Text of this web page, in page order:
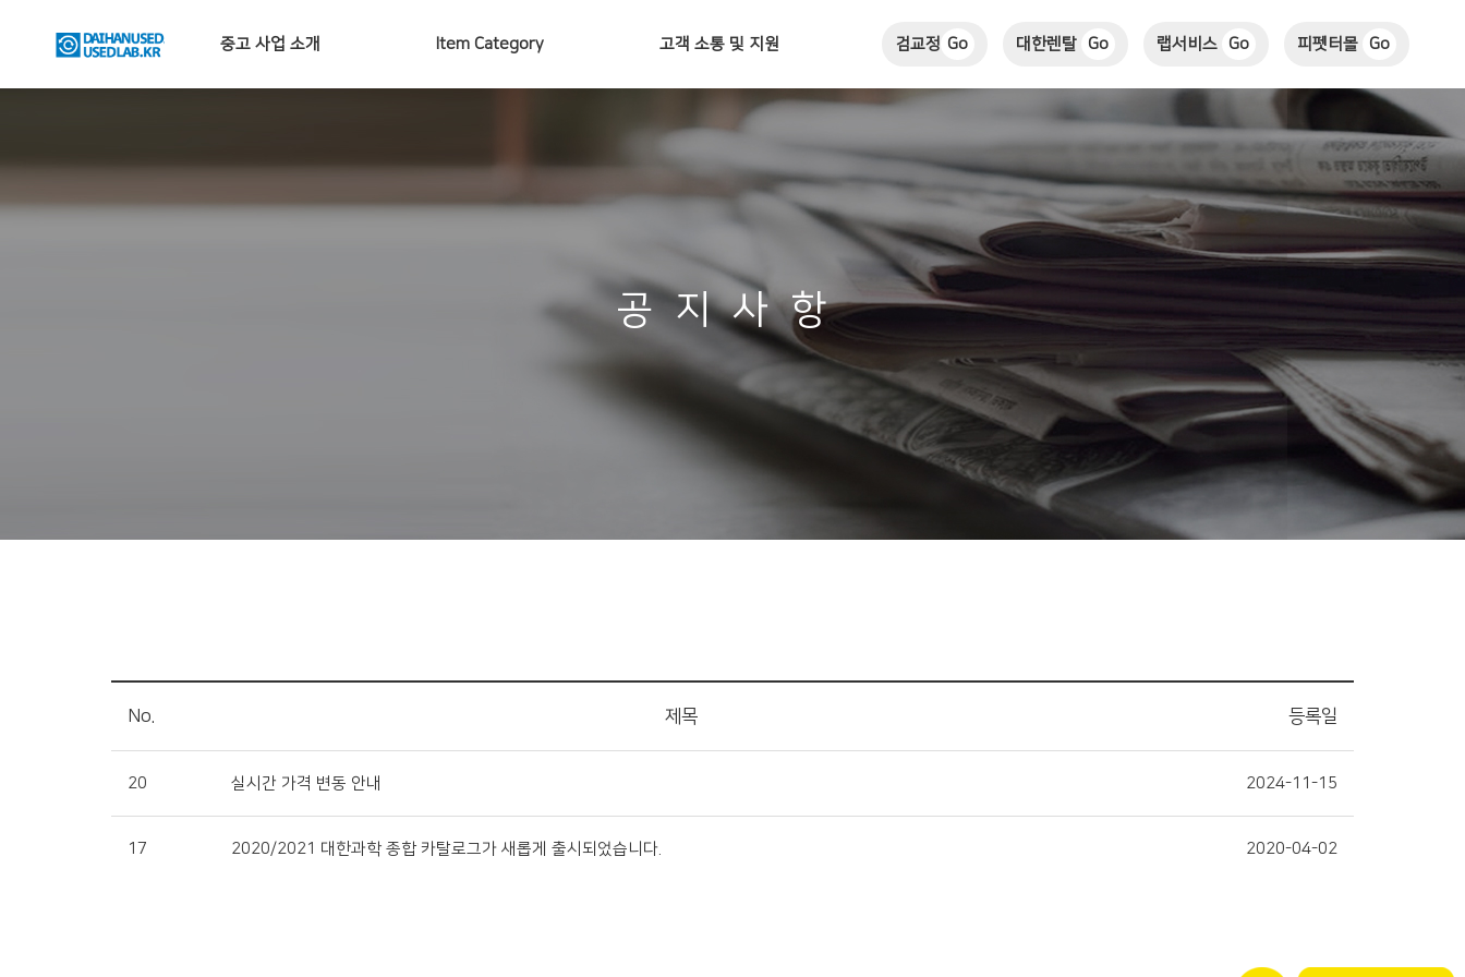
검교정 Go 대한렌탈 Go 랩서비스 Go 피펫터몰 Go
중고 사업 소개 Item Category 고객 소통 및 지원
공지사항
No. 제목 등록일
20 실시간 가격 변동 안내 2024-11-15
17 2020/2021 대한과학 종합 카탈로그가 새롭게 출시되었습니다. 2020-04-02